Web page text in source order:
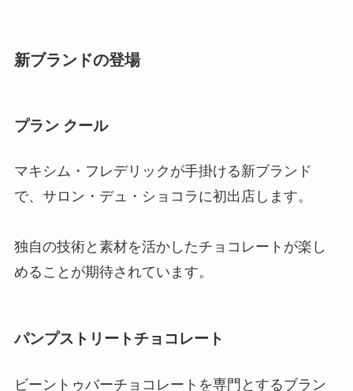
新ブランドの登場
プラン クール
マキシム・フレデリックが手掛ける新ブランド
で、サロン・デュ・ショコラに初出店します。
独自の技術と素材を活かしたチョコレートが楽し
めることが期待されています。
パンプストリートチョコレート
ビーントゥバーチョコレートを専門とするブラン